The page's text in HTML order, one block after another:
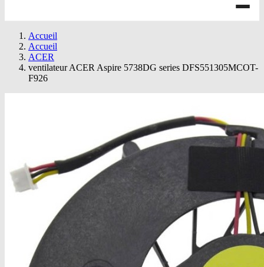
Accueil
Accueil
ACER
ventilateur ACER Aspire 5738DG series DFS551305MCOT-
F926